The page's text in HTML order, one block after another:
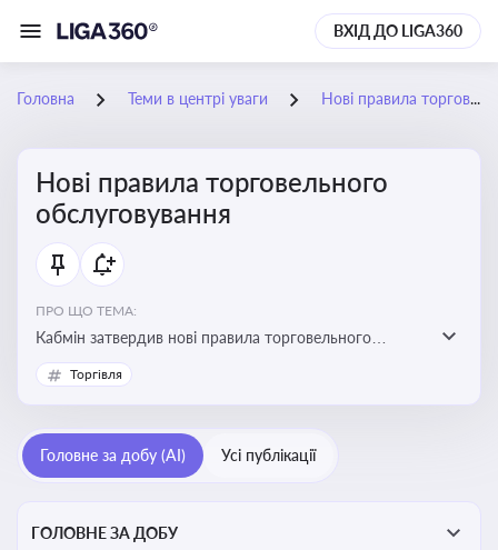
ВХІД ДО LIGA360
Головна Теми в центрі уваги Нові правила торговельного обслуговування
Нові правила торговельного
обслуговування
ПРО ЩО ТЕМА:
Кабмін затвердив нові правила торговельного
обслуговування населення, що посилює захист
споживача
Торгівля
Головне за добу (AI) Усі публікації
ГОЛОВНЕ ЗА ДОБУ